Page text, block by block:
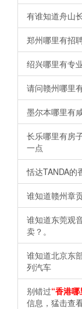
有谁知道舟山
郑州哪里有招
绍兴哪里有专
请问赣州哪里
墨尔本哪里有
长乐哪里有房
一点
恬达TANDA的
谁知道赣州章
谁知道东莞观
卖？。
谁知道北京东
列汽车
别错过“香港
信息，猛击查